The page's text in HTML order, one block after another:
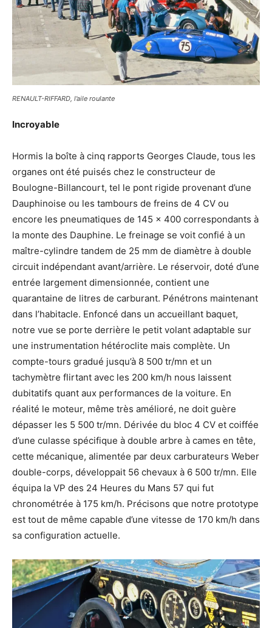
RENAULT-RIFFARD, l’aile roulante
Incroyable
Hormis la boîte à cinq rapports Georges Claude, tous les
organes ont été puisés chez le constructeur de
Boulogne-Billancourt, tel le pont rigide provenant d’une
Dauphinoise ou les tambours de freins de 4 CV ou
encore les pneumatiques de 145 x 400 correspondants à
la monte des Dauphine. Le freinage se voit confié à un
maître-cylindre tandem de 25 mm de diamètre à double
circuit indépendant avant/arrière. Le réservoir, doté d’une
entrée largement dimensionnée, contient une
quarantaine de litres de carburant. Pénétrons maintenant
dans l’habitacle. Enfoncé dans un accueillant baquet,
notre vue se porte derrière le petit volant adaptable sur
une instrumentation hétéroclite mais complète. Un
compte-tours gradué jusqu’à 8 500 tr/mn et un
tachymètre flirtant avec les 200 km/h nous laissent
dubitatifs quant aux performances de la voiture. En
réalité le moteur, même très amélioré, ne doit guère
dépasser les 5 500 tr/mn. Dérivée du bloc 4 CV et coiffée
d’une culasse spécifique à double arbre à cames en tête,
cette mécanique, alimentée par deux carburateurs Weber
double-corps, développait 56 chevaux à 6 500 tr/mn. Elle
équipa la VP des 24 Heures du Mans 57 qui fut
chronométrée à 175 km/h. Précisons que notre prototype
est tout de même capable d’une vitesse de 170 km/h dans
sa configuration actuelle.